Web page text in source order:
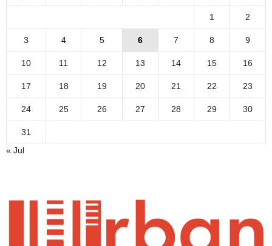
1 2
3 4 5 6 7 8 9
10 11 12 13 14 15 16
17 18 19 20 21 22 23
24 25 26 27 28 29 30
31
« Jul